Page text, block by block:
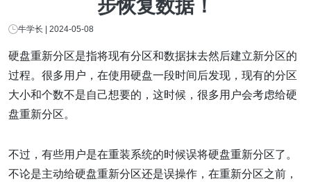
步恢复数据！
牛学长 | 2024-05-08
硬盘重新分区是指将现有分区和数据抹去然后建立新分区的
过程。很多用户，在使用硬盘一段时间后发现，现有的分区
大小和个数不是自己想要的，这时候，很多用户会考虑给硬
盘重新分区。
不过，有些用户是在重装系统的时候误将硬盘重新分区了。
不论是主动给硬盘重新分区还是误操作，在重新分区之前，